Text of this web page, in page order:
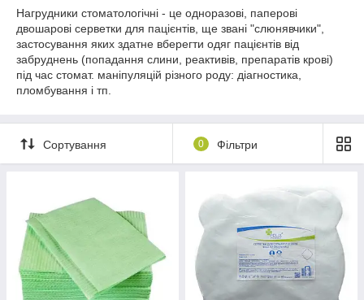
Нагрудники стоматологічні - це одноразові, паперові
двошарові серветки для пацієнтів, ще звані "слюнявчики",
застосування яких здатне вберегти одяг пацієнтів від
забруднень (попадання слини, реактивів, препаратів крові)
під час стомат. маніпуляцій різного роду: діагностика,
пломбування і тп.
Сортування 0 Фільтри